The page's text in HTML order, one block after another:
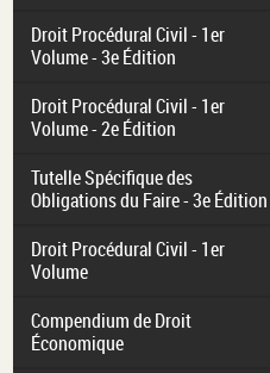
Droit Procédural Civil - 1er
Volume - 3e Édition
Droit Procédural Civil - 1er
Volume - 2e Édition
Tutelle Spécifique des
Obligations du Faire - 3e Édition
Droit Procédural Civil - 1er
Volume
Compendium de Droit
Économique